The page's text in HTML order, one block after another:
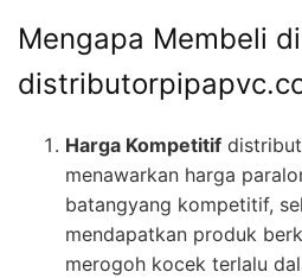
Mengapa Membeli di
Harga Kompetitif
menawarkan harga
batangyang kompetitif,
mendapatkan produk
merogoh kocek terlalu